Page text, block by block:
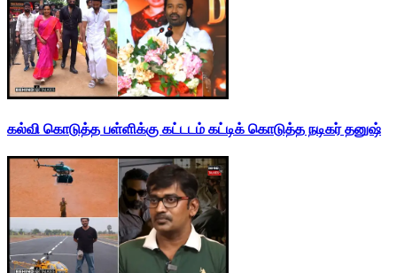
கல்வி கொடுத்த பள்ளிக்கு கட்டடம் கட்டிக் கொடுத்த நடிகர் தனுஷ்